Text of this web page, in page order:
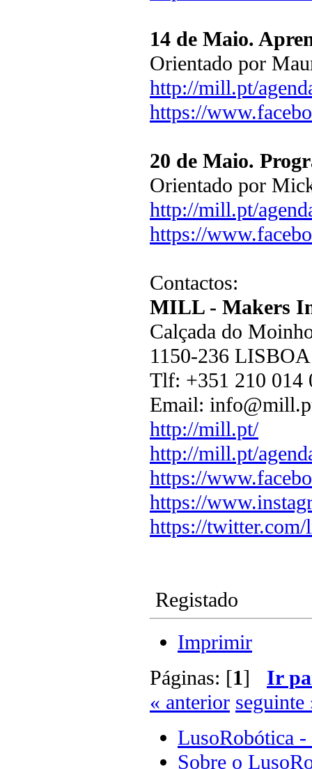
14 de Maio.
Orientado por
http://mill.pt/
https://
20 de Maio.
Orientado por
http://mill.pt/
https://
Contactos:
MILL - Makers
Calçada do
1150-236 LISBOA
Tlf: +351 210 014
Email:
http://mill.pt/
http://mill.pt/
https://
https://
https://
Registado
Imprimir
Páginas: [1] Ir
« anterior seguinte
LusoRobótica -
Sobre o